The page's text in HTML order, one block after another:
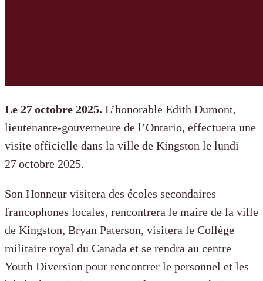
Le 27 octobre 2025. L’honorable Edith Dumont,
lieutenante-gouverneure de l’Ontario, effectuera une
visite officielle dans la ville de Kingston le lundi
27 octobre 2025.
Son Honneur visitera des écoles secondaires
francophones locales, rencontrera le maire de la ville
de Kingston, Bryan Paterson, visitera le Collège
militaire royal du Canada et se rendra au centre
Youth Diversion pour rencontrer le personnel et les